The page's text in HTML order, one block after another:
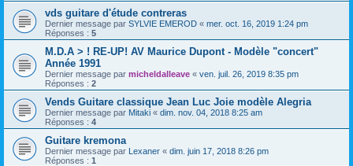
vds guitare d'étude contreras
Dernier message par SYLVIE EMEROD « mer. oct. 16, 2019 1:24 pm
Réponses : 5
M.D.A > ! RE-UP! AV Maurice Dupont - Modèle "concert"
Année 1991
Dernier message par micheldalleave « ven. juil. 26, 2019 8:35 pm
Réponses : 2
Vends Guitare classique Jean Luc Joie modèle Alegria
Dernier message par Mitaki « dim. nov. 04, 2018 8:25 am
Réponses : 4
Guitare kremona
Dernier message par Lexaner « dim. juin 17, 2018 8:26 pm
Réponses : 1